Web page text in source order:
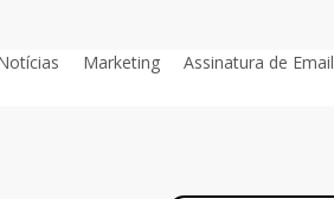
Marketing Assinatura de Email